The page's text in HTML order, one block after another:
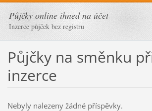
Půjčky online ihned na účet
Inzerce půjček bez registru
Půjčky na směnku
inzerce
Nebyly nalezeny žádné příspěvky.